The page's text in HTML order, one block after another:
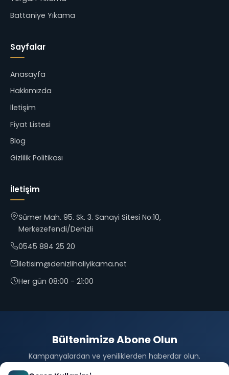
Battaniye Yıkama
Sayfalar
Anasayfa
Hakkımızda
İletişim
Fiyat Listesi
Blog
Gizlilik Politikası
İletişim
Sümer Mah. 95. Sk. 3. Sanayi Sitesi No:10,
Merkezefendi/Denizli
0545 884 25 20
iletisim@denizlihaliyikama.net
Her gün 08:00 - 21:00
Bültenimize Abone Olun
Kampanyalardan ve yeniliklerden haberdar olun.